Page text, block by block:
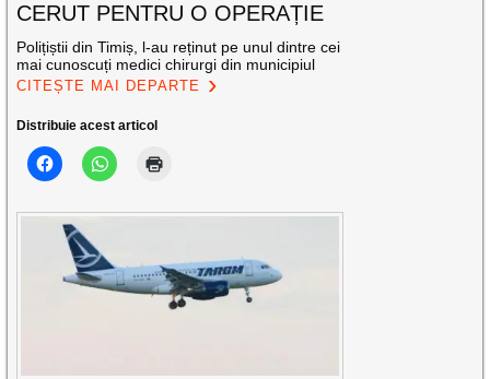
CERUT PENTRU O OPERAȚIE
Polițiștii din Timiș, l-au reținut pe unul dintre cei
mai cunoscuți medici chirurgi din municipiul
CITEȘTE MAI DEPARTE
Distribuie acest articol